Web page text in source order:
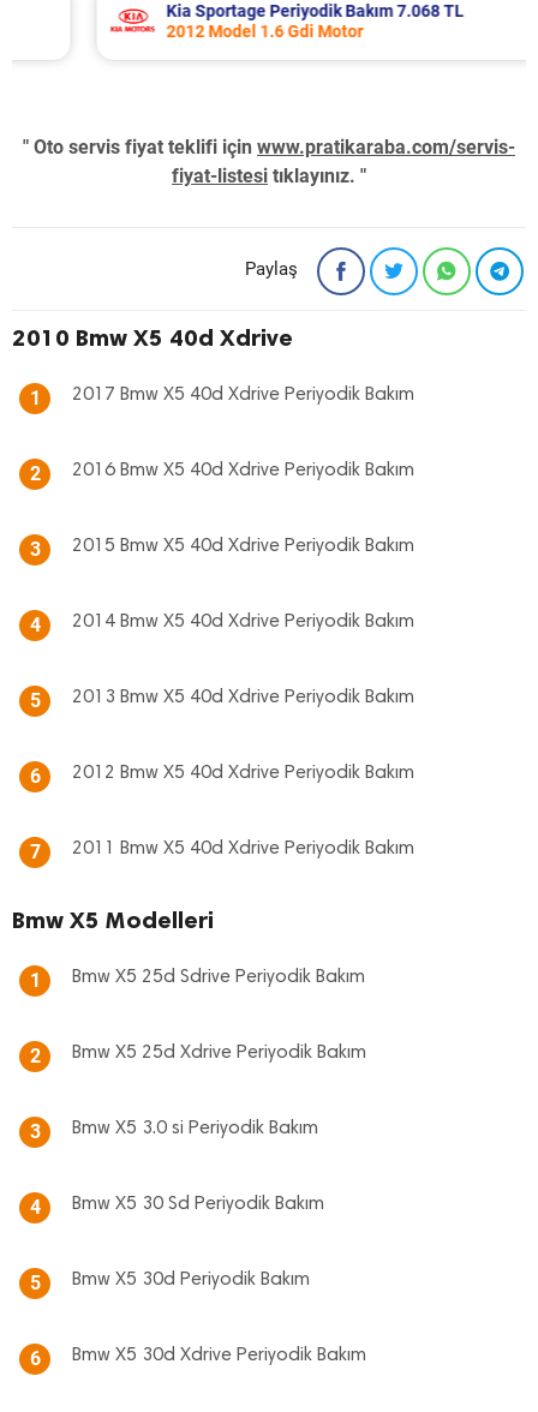
Kia Sportage Periyodik Bakım 7.068 TL
2012 Model 1.6 Gdi Motor
" Oto servis fiyat teklifi için www.pratikaraba.com/servis-
fiyat-listesi tıklayınız. "
Paylaş
2010 Bmw X5 40d Xdrive
1 2017 Bmw X5 40d Xdrive Periyodik Bakım
2 2016 Bmw X5 40d Xdrive Periyodik Bakım
3 2015 Bmw X5 40d Xdrive Periyodik Bakım
4 2014 Bmw X5 40d Xdrive Periyodik Bakım
5 2013 Bmw X5 40d Xdrive Periyodik Bakım
6 2012 Bmw X5 40d Xdrive Periyodik Bakım
7 2011 Bmw X5 40d Xdrive Periyodik Bakım
Bmw X5 Modelleri
1 Bmw X5 25d Sdrive Periyodik Bakım
2 Bmw X5 25d Xdrive Periyodik Bakım
3 Bmw X5 3.0 si Periyodik Bakım
4 Bmw X5 30 Sd Periyodik Bakım
5 Bmw X5 30d Periyodik Bakım
6 Bmw X5 30d Xdrive Periyodik Bakım